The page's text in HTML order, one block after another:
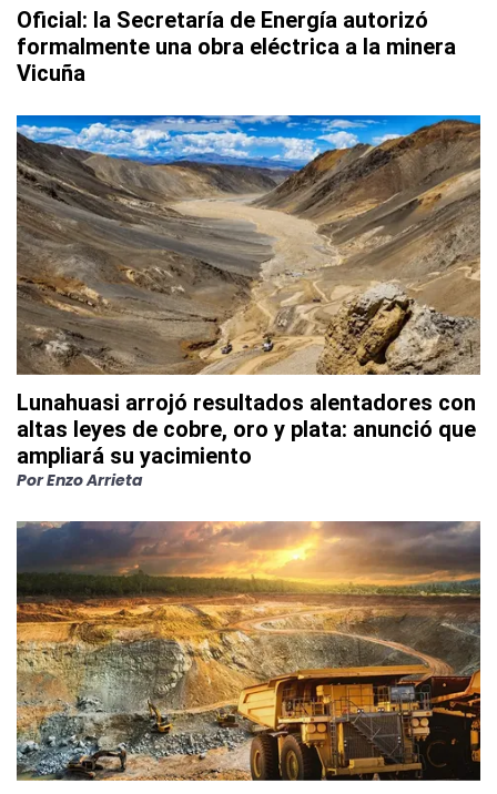
Oficial: la Secretaría de Energía autorizó
formalmente una obra eléctrica a la minera
Vicuña
Lunahuasi arrojó resultados alentadores con
altas leyes de cobre, oro y plata: anunció que
ampliará su yacimiento
PorEnzo Arrieta